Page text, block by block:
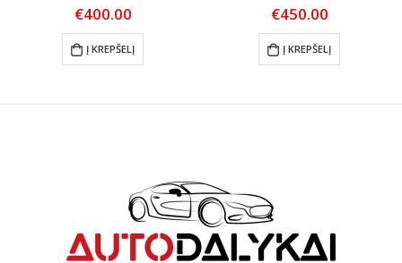
€400.00
Į KREPŠELĮ
€450.00
Į KREPŠELĮ